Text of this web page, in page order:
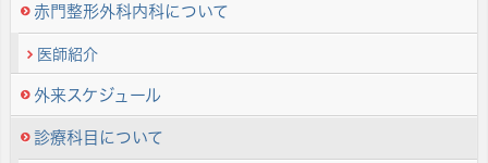
赤門整形外科内科について
医師紹介
外来スケジュール
診療科目について